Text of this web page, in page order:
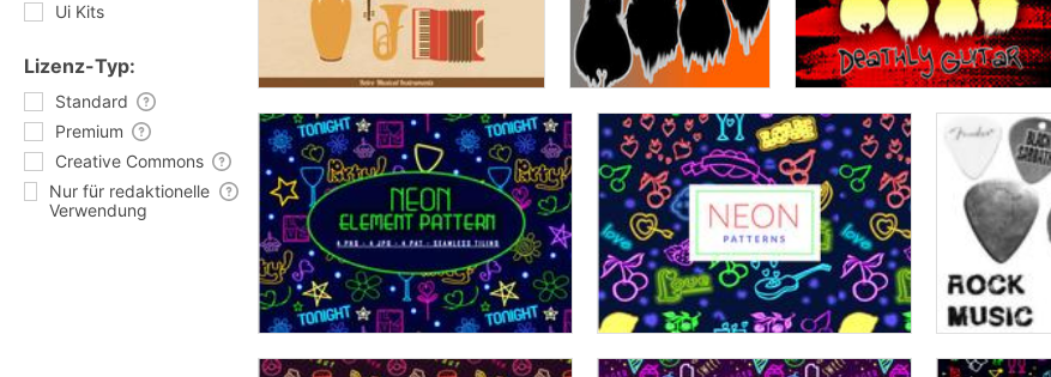
Ui Kits
Lizenz-Typ:
Standard
Premium
Creative Commons
Nur für redaktionelle
Verwendung